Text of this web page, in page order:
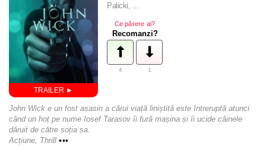
Palicki, ...
Ce părere ai?
Recomanzi?
4 1
John Wick e un fost asasin a cărui viață liniștită este întreruptă atunci
când un hoț pe nume Iosef Tarasov îi fură mașina și îi ucide câinele
dăruit de către soția sa.
Acțiune, Thrill •••